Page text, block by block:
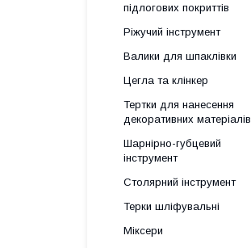
підлогових покриттів
Ріжучий інструмент
Валики для шпаклівки
Цегла та клінкер
Тертки для нанесення
декоративних матеріалів
Шарнірно-губцевий
інструмент
Столярний інструмент
Терки шліфувальні
Міксери